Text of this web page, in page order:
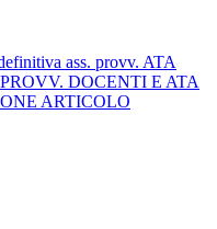
ass. provv. ATA
DOCENTI E ATA
ARTICOLO